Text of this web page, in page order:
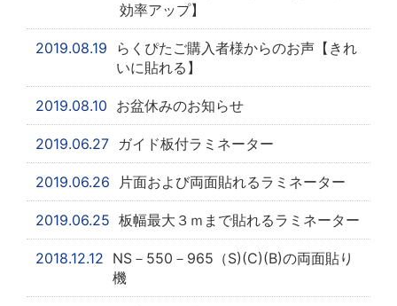
効率アップ】
2019.08.19
らくぴたご購入者様からのお声【きれ
いに貼れる】
2019.08.10 お盆休みのお知らせ
2019.06.27 ガイド板付ラミネーター
2019.06.26 片面および両面貼れるラミネーター
2019.06.25 板幅最大３ｍまで貼れるラミネーター
2018.12.12 NS－550－965（S)(C)(B)の両面貼り
機